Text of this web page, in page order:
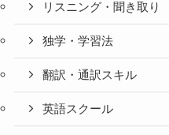
リスニング・聞き取り
独学・学習法
翻訳・通訳スキル
英語スクール